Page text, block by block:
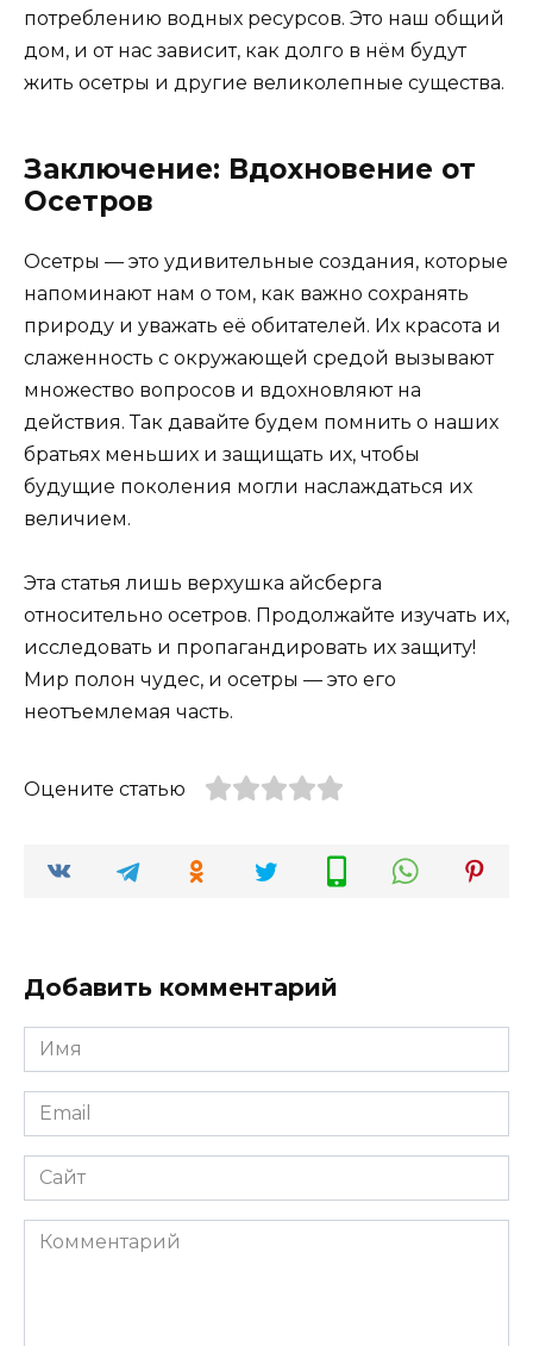
потреблению водных ресурсов. Это наш общий
дом, и от нас зависит, как долго в нём будут
жить осетры и другие великолепные существа.
Заключение: Вдохновение от
Осетров
Осетры — это удивительные создания, которые
напоминают нам о том, как важно сохранять
природу и уважать её обитателей. Их красота и
слаженность с окружающей средой вызывают
множество вопросов и вдохновляют на
действия. Так давайте будем помнить о наших
братьях меньших и защищать их, чтобы
будущие поколения могли наслаждаться их
величием.
Эта статья лишь верхушка айсберга
относительно осетров. Продолжайте изучать их,
исследовать и пропагандировать их защиту!
Мир полон чудес, и осетры — это его
неотъемлемая часть.
Оцените статью
Добавить комментарий
Имя
*
Email
*
Сайт
Комментарий